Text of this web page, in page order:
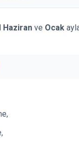
Haziran ve Ocak